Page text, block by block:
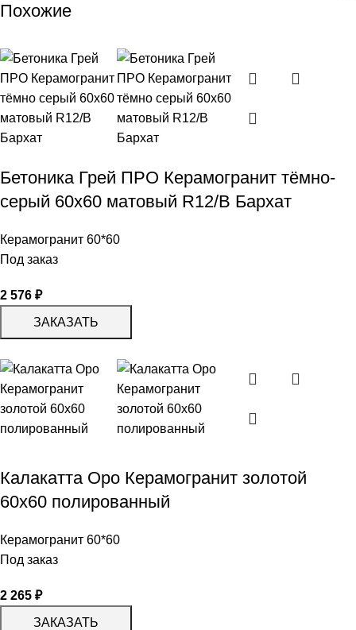
Похожие
Бетоника Грей ПРО Керамогранит тёмно-
серый 60х60 матовый R12/B Бархат
Керамогранит 60*60
Под заказ
2 576 ₽
ЗАКАЗАТЬ
Калакатта Оро Керамогранит золотой
60х60 полированный
Керамогранит 60*60
Под заказ
2 265 ₽
ЗАКАЗАТЬ